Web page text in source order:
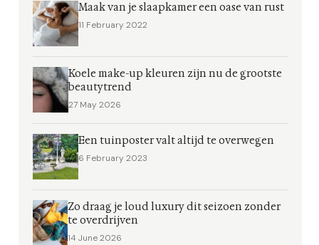
Maak van je slaapkamer een oase van rust
11 February 2022
Koele make-up kleuren zijn nu de grootste
beautytrend
27 May 2026
Een tuinposter valt altijd te overwegen
6 February 2023
Zo draag je loud luxury dit seizoen zonder
te overdrijven
14 June 2026